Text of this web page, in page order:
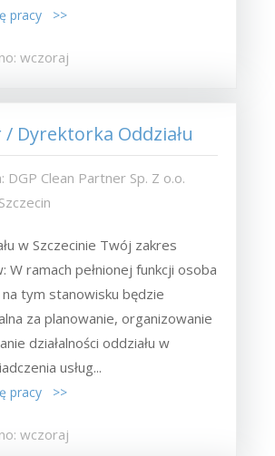
pracy >>
wczoraj
Dyrektorka Oddziału
DGP Clean Partner Sp. Z o.o.
w Szczecinie Twój zakres
W ramach pełnionej funkcji osoba
tym stanowisku będzie
za planowanie, organizowanie
działalności oddziału w
usług...
pracy >>
wczoraj